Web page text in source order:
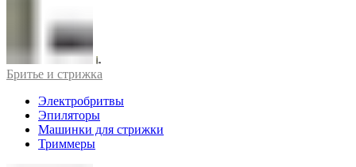
Бритье и стрижка
Электробритвы
Эпиляторы
Машинки для стрижки
Триммеры